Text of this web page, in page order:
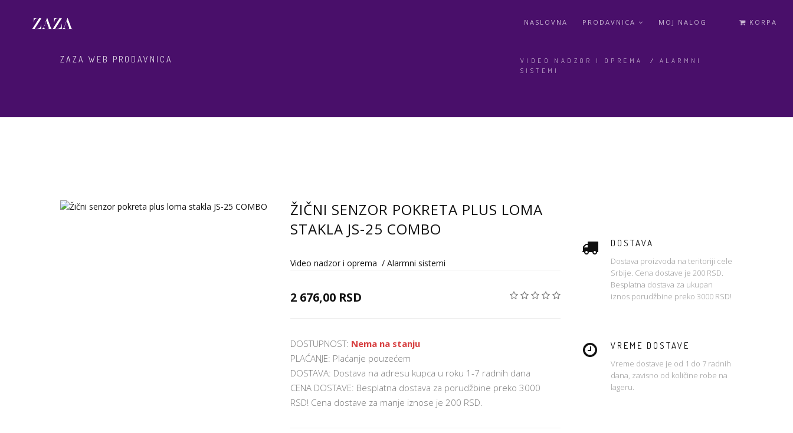
NASLOVNA PRODAVNICA MOJ NALOG KORPA
ZAZA WEB PRODAVNICA VIDEO NADZOR I OPREMA /ALARMNI
SISTEMI
ŽIČNI SENZOR POKRETA PLUS LOMA
STAKLA JS-25 COMBO
Video nadzor i oprema / Alarmni sistemi
2 676,00 RSD
DOSTUPNOST: Nema na stanju
PLAĆANJE: Plaćanje pouzećem
DOSTAVA: Dostava na adresu kupca u roku 1-7 radnih dana
CENA DOSTAVE: Besplatna dostava za porudžbine preko 3000
RSD! Cena dostave za manje iznose je 200 RSD.
DOSTAVA
Dostava proizvoda na teritoriji cele
Srbije. Cena dostave je 200 RSD.
Besplatna dostava za ukupan
iznos porudžbine preko 3000 RSD!
VREME DOSTAVE
Vreme dostave je od 1 do 7 radnih
dana, zavisno od količine robe na
lageru.